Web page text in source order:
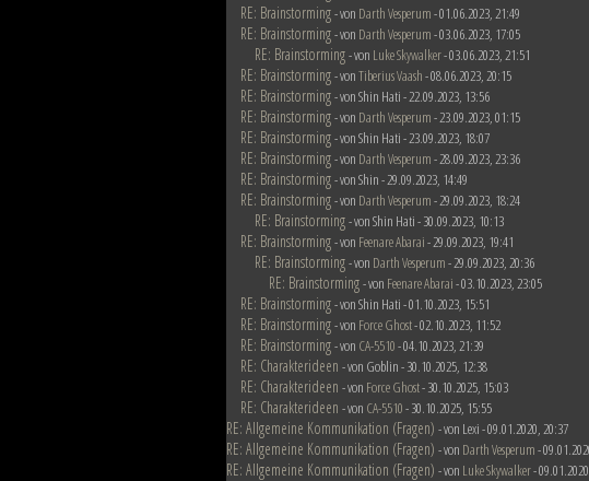
RE: Brainstorming- von Darth Vesperum- 01.06.2023, 21:49
RE: Brainstorming- von Darth Vesperum- 03.06.2023, 17:05
RE: Brainstorming- von Luke Skywalker- 03.06.2023, 21:51
RE: Brainstorming- vonTiberius Vaash- 08.06.2023, 20:15
RE: Brainstorming- von Shin Hati - 22.09.2023, 13:56
RE: Brainstorming- von Darth Vesperum- 23.09.2023, 01:15
RE: Brainstorming- von Shin Hati - 23.09.2023, 18:07
RE: Brainstorming- von Darth Vesperum- 28.09.2023, 23:36
RE: Brainstorming- von Shin - 29.09.2023, 14:49
RE: Brainstorming- von Darth Vesperum- 29.09.2023, 18:24
RE: Brainstorming- von Shin Hati - 30.09.2023, 10:13
RE: Brainstorming- von Feenare Abarai- 29.09.2023, 19:41
RE: Brainstorming- von Darth Vesperum- 29.09.2023, 20:36
RE: Brainstorming- von Feenare Abarai- 03.10.2023, 23:05
RE: Brainstorming- von Shin Hati - 01.10.2023, 15:51
RE: Brainstorming- von Force Ghost- 02.10.2023, 11:52
RE: Brainstorming- von CA-5510- 04.10.2023, 21:39
RE: Charakterideen - von Goblin - 30.10.2025, 12:38
RE: Charakterideen - von Force Ghost- 30.10.2025, 15:03
RE: Charakterideen - von CA-5510- 30.10.2025, 15:55
RE: Allgemeine Kommunikation (Fragen) - von Lexi - 09.01.2020, 20:37
RE: Allgemeine Kommunikation (Fragen) - von Darth Vesperum-
RE: Allgemeine Kommunikation (Fragen) - von Luke Skywalker-